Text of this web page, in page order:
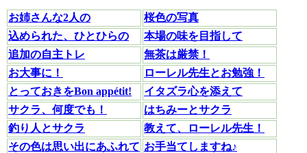
お姉さんな2人の
桜色の写真
込められた、ひとひらの
本場の味を目指して
追加の自主トレ
無茶は厳禁！
お大事に！
ローレル先生とお勉強！
とっておきをBon appétit!
イタズラ心を添えて
サクラ、何度でも！
はちみーとサクラ
釣り人とサクラ
教えて、ローレル先生！
その色は思い出にあふれて お手当てしますね♪